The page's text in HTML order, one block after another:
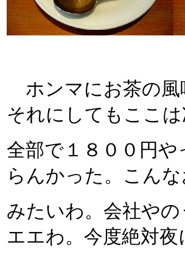
ホンマにお茶の
それにしてもここ
全部で１８００円
らんかった。こん
みたいわ。会社や
エエわ。今度絶対